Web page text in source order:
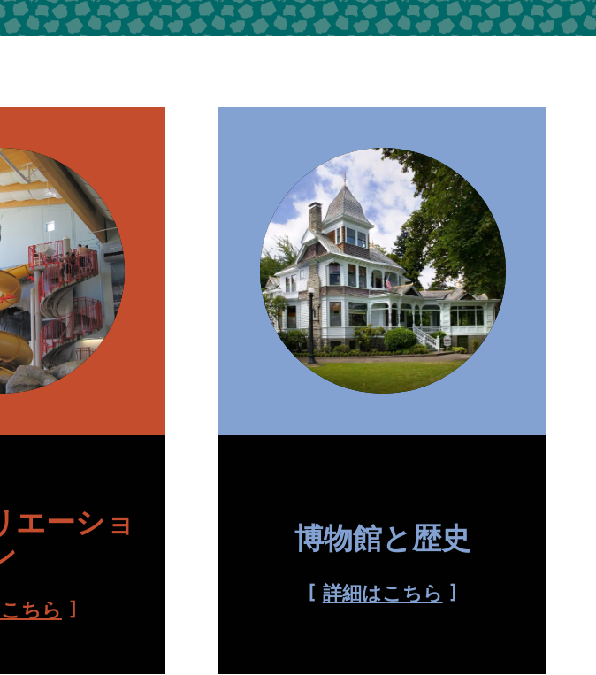
エーショ
ちら
博物館と歴史
詳細はこちら